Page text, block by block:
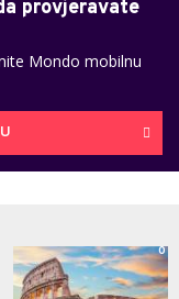
provjeravate
Mondo mobilnu
0